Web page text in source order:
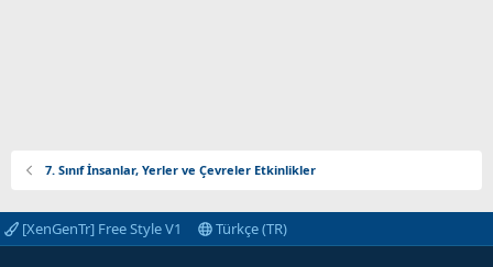
7. Sınıf İnsanlar, Yerler ve Çevreler Etkinlikler
[XenGenTr] Free Style V1 Türkçe (TR)